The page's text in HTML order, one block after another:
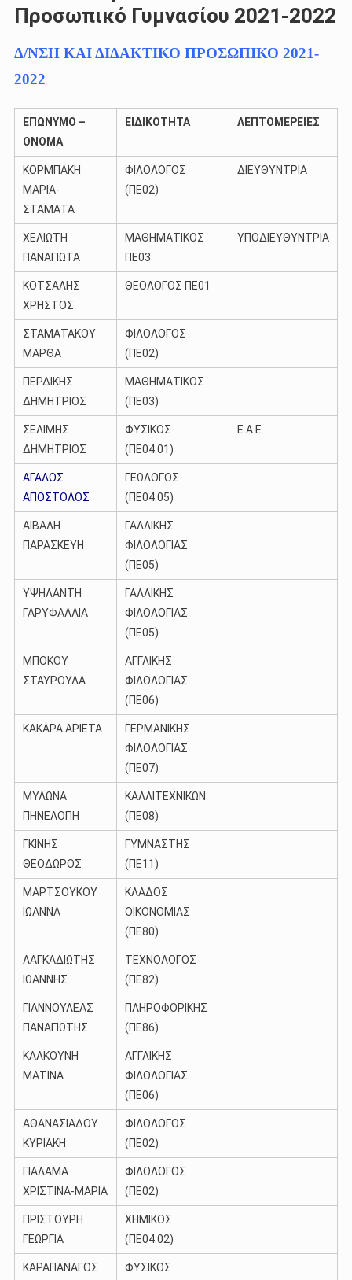
Προσωπικό Γυμνασίου 2021-2022
Δ/ΝΣΗ ΚΑΙ ΔΙΔΑΚΤΙΚΟ ΠΡΟΣΩΠΙΚΟ 2021-
2022
ΕΠΩΝΥΜΟ –
ΟΝΟΜΑ
ΕΙΔΙΚΟΤΗΤΑ ΛΕΠΤΟΜΕΡΕΙΕΣ
ΚΟΡΜΠΑΚΗ
ΜΑΡΙΑ-
ΣΤΑΜΑΤΑ
ΦΙΛΟΛΟΓΟΣ
(ΠΕ02)
ΔΙΕΥΘΥΝΤΡΙΑ
ΧΕΛΙΩΤΗ
ΠΑΝΑΓΙΩΤΑ
ΜΑΘΗΜΑΤΙΚΟΣ
ΠΕ03
ΥΠΟΔΙΕΥΘΥΝΤΡΙΑ
ΚΟΤΣΑΛΗΣ
ΧΡΗΣΤΟΣ
ΘΕΟΛΟΓΟΣ ΠΕ01
ΣΤΑΜΑΤΑΚΟΥ
ΜΑΡΘΑ
ΦΙΛΟΛΟΓΟΣ
(ΠΕ02)
ΠΕΡΔΙΚΗΣ
ΔΗΜΗΤΡΙΟΣ
ΜΑΘΗΜΑΤΙΚΟΣ
(ΠΕ03)
ΣΕΛΙΜΗΣ
ΔΗΜΗΤΡΙΟΣ
ΦΥΣΙΚΟΣ
(ΠΕ04.01)
Ε.Α.Ε.
ΑΓΑΛΟΣ
ΑΠΟΣΤΟΛΟΣ
ΓΕΩΛΟΓΟΣ
(ΠΕ04.05)
ΑΙΒΑΛΗ
ΠΑΡΑΣΚΕΥΗ
ΓΑΛΛΙΚΗΣ
ΦΙΛΟΛΟΓΙΑΣ
(ΠΕ05)
ΥΨΗΛΑΝΤΗ
ΓΑΡΥΦΑΛΛΙΑ
ΓΑΛΛΙΚΗΣ
ΦΙΛΟΛΟΓΙΑΣ
(ΠΕ05)
ΜΠΟΚΟΥ
ΣΤΑΥΡΟΥΛΑ
ΑΓΓΛΙΚΗΣ
ΦΙΛΟΛΟΓΙΑΣ
(ΠΕ06)
ΚΑΚΑΡΑ ΑΡΙΕΤΑ
ΓΕΡΜΑΝΙΚΗΣ
ΦΙΛΟΛΟΓΙΑΣ
(ΠΕ07)
ΜΥΛΩΝΑ
ΠΗΝΕΛΟΠΗ
ΚΑΛΛΙΤΕΧΝΙΚΩΝ
(ΠΕ08)
ΓΚΙΝΗΣ
ΘΕΟΔΩΡΟΣ
ΓΥΜΝΑΣΤΗΣ
(ΠΕ11)
ΜΑΡΤΣΟΥΚΟΥ
ΙΩΑΝΝΑ
ΚΛΑΔΟΣ
ΟΙΚΟΝΟΜΙΑΣ
(ΠΕ80)
ΛΑΓΚΑΔΙΩΤΗΣ
ΙΩΑΝΝΗΣ
ΤΕΧΝΟΛΟΓΟΣ
(ΠΕ82)
ΓΙΑΝΝΟΥΛΕΑΣ
ΠΑΝΑΓΙΩΤΗΣ
ΠΛΗΡΟΦΟΡΙΚΗΣ
(ΠΕ86)
ΚΑΛΚΟΥΝΗ
ΜΑΤΙΝΑ
ΑΓΓΛΙΚΗΣ
ΦΙΛΟΛΟΓΙΑΣ
(ΠΕ06)
ΑΘΑΝΑΣΙΑΔΟΥ
ΚΥΡΙΑΚΗ
ΦΙΛΟΛΟΓΟΣ
(ΠΕ02)
ΓΙΑΛΑΜΑ
ΧΡΙΣΤΙΝΑ-ΜΑΡΙΑ
ΦΙΛΟΛΟΓΟΣ
(ΠΕ02)
ΠΡΙΣΤΟΥΡΗ
ΓΕΩΡΓΙΑ
ΧΗΜΙΚΟΣ
(ΠΕ04.02)
ΚΑΡΑΠΑΝΑΓΟΣ
ΦΥΣΙΚΟΣ